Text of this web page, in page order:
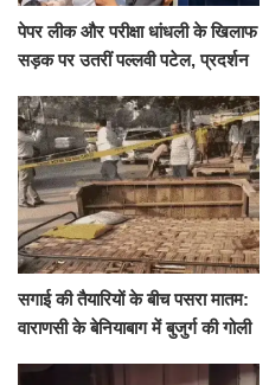
पेपर लीक और परीक्षा धांधली के खिलाफ
सड़क पर उतरीं पल्लवी पटेल, प्रदर्शन
सगाई की तैयारियों के बीच पसरा मातम:
वाराणसी के बेनियाबाग में बुजुर्ग की गोली